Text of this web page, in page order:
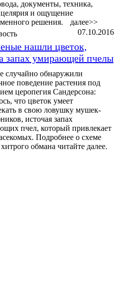
документы, техника,
и ощущение
решения.
далее>>
07.10.2016
нашли цветок,
запах умирающей пчелы
случайно обнаружили
поведение растения под
церопегия Сандерсона:
что цветок умеет
в свою ловушку мушек-
источая запах
пчел, который привлекает
Подробнее о схеме
хитрого обмана читайте далее.